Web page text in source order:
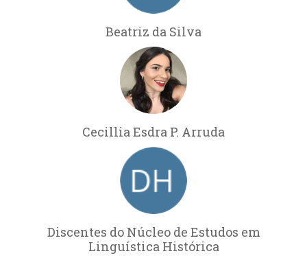
Beatriz da Silva
Cecillia Esdra P. Arruda
Discentes do Núcleo de Estudos em
Linguística Histórica